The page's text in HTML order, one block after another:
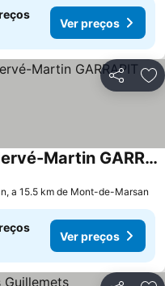
Ver preços
Partilhar
Villa MARSAN - Maison Hervé-Martin GARRAPIT
a 15.5 km de Mont-de-Marsan
Ver preços